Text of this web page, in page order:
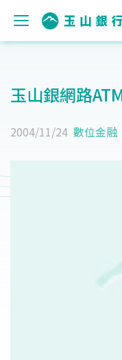
玉山銀網路
2004/11/24 數位金融